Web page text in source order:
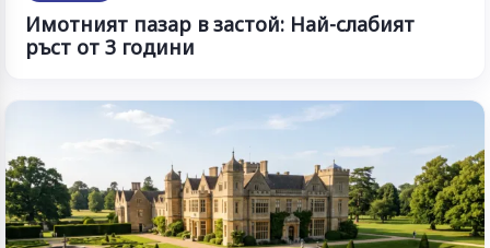
Имотният пазар в застой: Най-слабият
ръст от 3 години